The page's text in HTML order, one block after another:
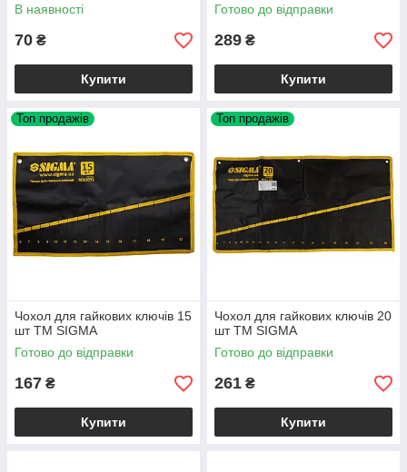
В наявності
70 ₴
Купити
Готово до відправки
289 ₴
Купити
Топ продажів
Чохол для гайкових ключів 15
шт ТМ SIGMA
Готово до відправки
167 ₴
Купити
Топ продажів
Чохол для гайкових ключів 20
шт ТМ SIGMA
Готово до відправки
261 ₴
Купити